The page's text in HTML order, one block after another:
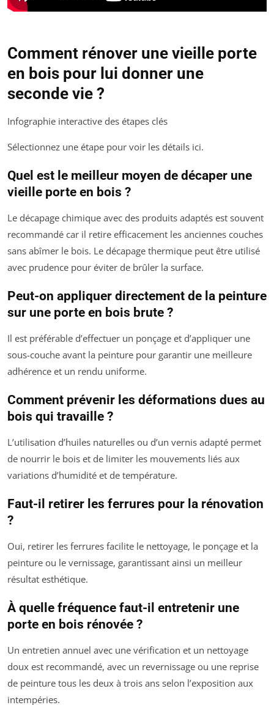
Comment rénover une vieille porte
en bois pour lui donner une
seconde vie ?
Infographie interactive des étapes clés
Sélectionnez une étape pour voir les détails ici.
Quel est le meilleur moyen de décaper une
vieille porte en bois ?
Le décapage chimique avec des produits adaptés est souvent
recommandé car il retire efficacement les anciennes couches
sans abîmer le bois. Le décapage thermique peut être utilisé
avec prudence pour éviter de brûler la surface.
Peut-on appliquer directement de la peinture
sur une porte en bois brute ?
Il est préférable d’effectuer un ponçage et d’appliquer une
sous-couche avant la peinture pour garantir une meilleure
adhérence et un rendu uniforme.
Comment prévenir les déformations dues au
bois qui travaille ?
L’utilisation d’huiles naturelles ou d’un vernis adapté permet
de nourrir le bois et de limiter les mouvements liés aux
variations d’humidité et de température.
Faut-il retirer les ferrures pour la rénovation
?
Oui, retirer les ferrures facilite le nettoyage, le ponçage et la
peinture ou le vernissage, garantissant ainsi un meilleur
résultat esthétique.
À quelle fréquence faut-il entretenir une
porte en bois rénovée ?
Un entretien annuel avec une vérification et un nettoyage
doux est recommandé, avec un revernissage ou une reprise
de peinture tous les deux à trois ans selon l’exposition aux
intempéries.